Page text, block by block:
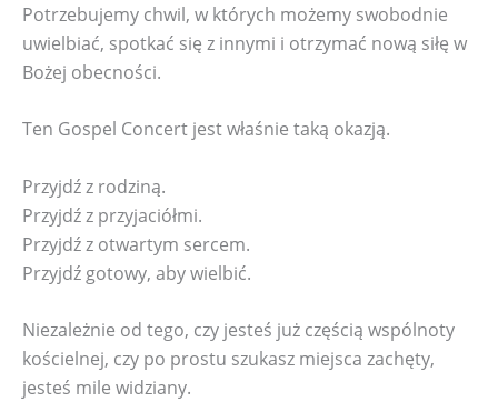
Potrzebujemy chwil, w których możemy swobodnie
uwielbiać, spotkać się z innymi i otrzymać nową siłę w
Bożej obecności.
Ten Gospel Concert jest właśnie taką okazją.
Przyjdź z rodziną.
Przyjdź z przyjaciółmi.
Przyjdź z otwartym sercem.
Przyjdź gotowy, aby wielbić.
Niezależnie od tego, czy jesteś już częścią wspólnoty
kościelnej, czy po prostu szukasz miejsca zachęty,
jesteś mile widziany.